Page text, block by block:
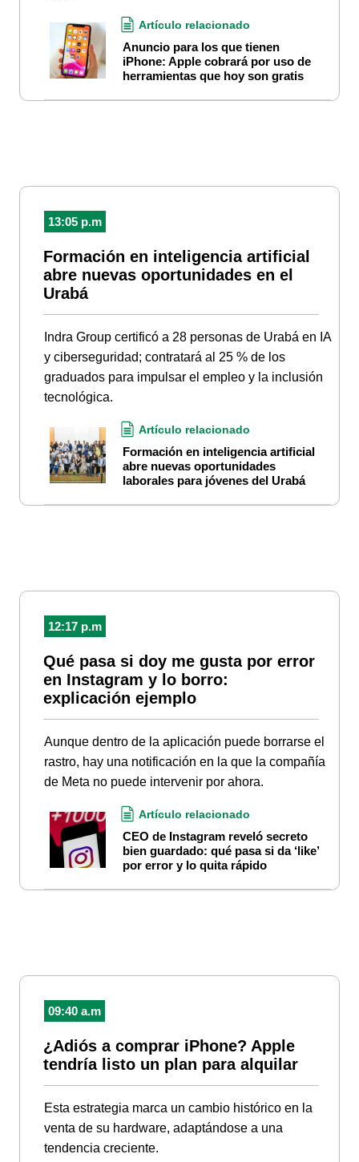
Artículo relacionado
Anuncio para los que tienen
iPhone: Apple cobrará por uso de
herramientas que hoy son gratis
13:05 p.m
Formación en inteligencia artificial
abre nuevas oportunidades en el
Urabá
Indra Group certificó a 28 personas de Urabá en IA
y ciberseguridad; contratará al 25 % de los
graduados para impulsar el empleo y la inclusión
tecnológica.
Artículo relacionado
Formación en inteligencia artificial
abre nuevas oportunidades
laborales para jóvenes del Urabá
12:17 p.m
Qué pasa si doy me gusta por error
en Instagram y lo borro:
explicación ejemplo
Aunque dentro de la aplicación puede borrarse el
rastro, hay una notificación en la que la compañía
de Meta no puede intervenir por ahora.
Artículo relacionado
CEO de Instagram reveló secreto
bien guardado: qué pasa si da ‘like’
por error y lo quita rápido
09:40 a.m
¿Adiós a comprar iPhone? Apple
tendría listo un plan para alquilar
Esta estrategia marca un cambio histórico en la
venta de su hardware, adaptándose a una
tendencia creciente.